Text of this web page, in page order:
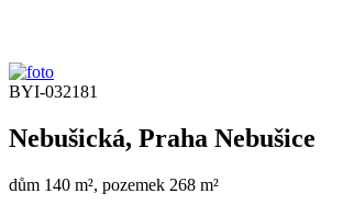
BYI-032181
Nebušická, Praha Nebušice
dům 140 m², pozemek 268 m²